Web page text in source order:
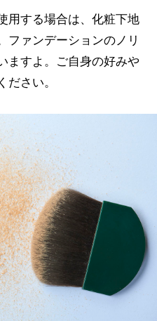
用する場合は、化粧下地
ファンデーションのノリ
ますよ。ご自身の好みや
ださい。